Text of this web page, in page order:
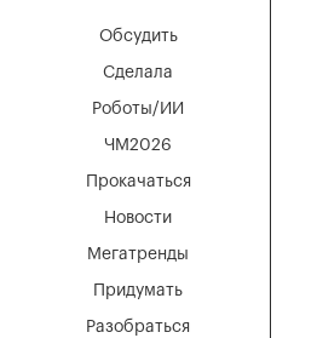
Мегатренды
Придумать
Разобраться
Новости
Обсудить
Сделала
Роботы/ИИ
ЧМ2026
Прокачаться